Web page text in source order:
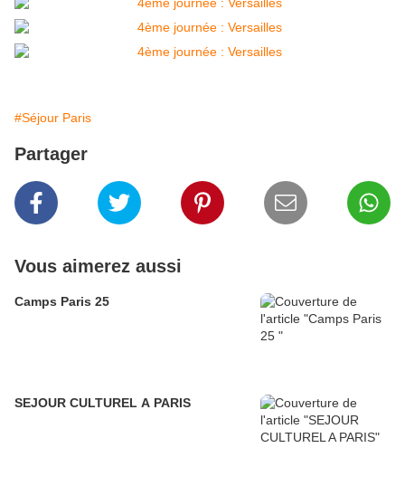
#Séjour Paris
Partager
Vous aimerez aussi
Camps Paris 25
SEJOUR CULTUREL A PARIS